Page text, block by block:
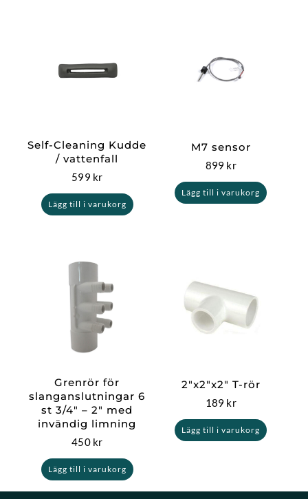
Self-Cleaning Kudde
/ vattenfall
599 kr
Lägg till i varukorg
M7 sensor
899 kr
Lägg till i varukorg
Grenrör för
slanganslutningar 6
st 3/4″ – 2″ med
invändig limning
450 kr
Lägg till i varukorg
2″x2″x2″ T-rör
189 kr
Lägg till i varukorg